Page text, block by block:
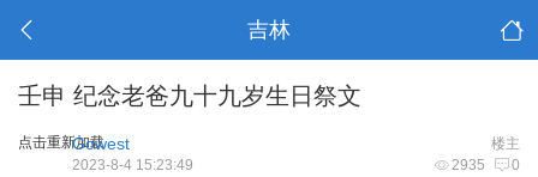
吉林
壬申 纪念老爸九十九岁生日祭文
点击重新加载 楼主
Gowest
2935 0
2023-8-4 15:23:49